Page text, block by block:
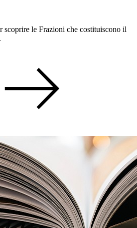
scoprire le Frazioni che costituiscono il